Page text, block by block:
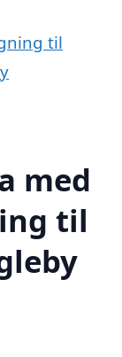
til
med
til